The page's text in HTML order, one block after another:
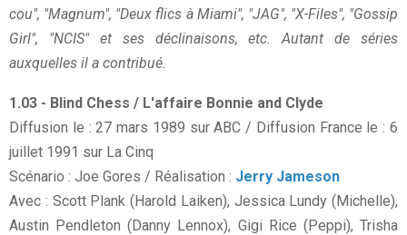
cou", "Magnum", "Deux flics à Miami", "JAG", "X-Files", "Gossip
Girl", "NCIS" et ses déclinaisons, etc. Autant de séries
auxquelles il a contribué.
1.03 - Blind Chess / L'affaire Bonnie and Clyde
Diffusion le : 27 mars 1989 sur ABC / Diffusion France le : 6
juillet 1991 sur La Cinq
Scénario : Joe Gores / Réalisation : Jerry Jameson
Avec : Scott Plank (Harold Laiken), Jessica Lundy (Michelle),
Austin Pendleton (Danny Lennox), Gigi Rice (Peppi), Trisha